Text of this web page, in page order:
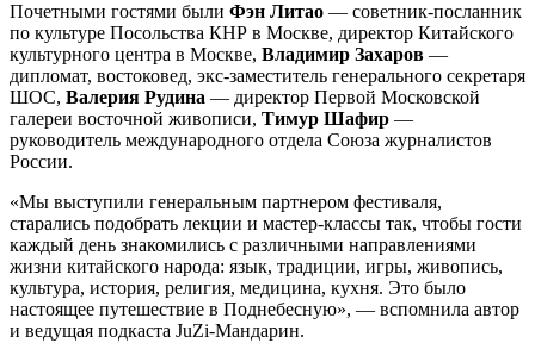
Почетными гостями были Фэн Литао — советник-посланник
по культуре Посольства КНР в Москве, директор Китайского
культурного центра в Москве, Владимир Захаров —
дипломат, востоковед, экс-заместитель генерального секретаря
ШОС, Валерия Рудина — директор Первой Московской
галереи восточной живописи, Тимур Шафир —
руководитель международного отдела Союза журналистов
России.
«Мы выступили генеральным партнером фестиваля,
старались подобрать лекции и мастер-классы так, чтобы гости
каждый день знакомились с различными направлениями
жизни китайского народа: язык, традиции, игры, живопись,
культура, история, религия, медицина, кухня. Это было
настоящее путешествие в Поднебесную», — вспомнила автор
и ведущая подкаста JuZi-Мандарин.